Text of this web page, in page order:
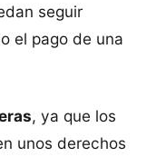
seguir
el pago de una
, ya que los
unos derechos